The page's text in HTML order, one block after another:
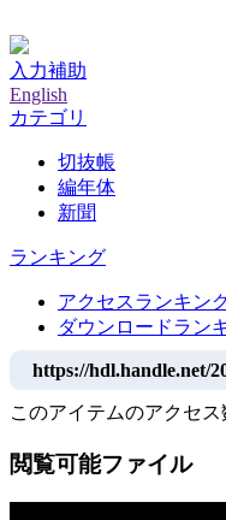
入力補助
English
カテゴリ
切抜帳
編年体
新聞
ランキング
アクセスランキン
ダウンロードラン
https://hdl.handle.net/
このアイテムのアクセス
閲覧可能ファイル